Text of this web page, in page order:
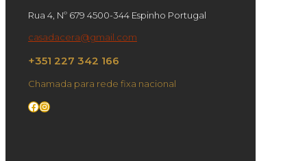
Rua 4, Nº 679 4500-344 Espinho Portugal
casadacera@gmail.com
+351 227 342 166
Chamada para rede fixa nacional
Facebook
Instagram